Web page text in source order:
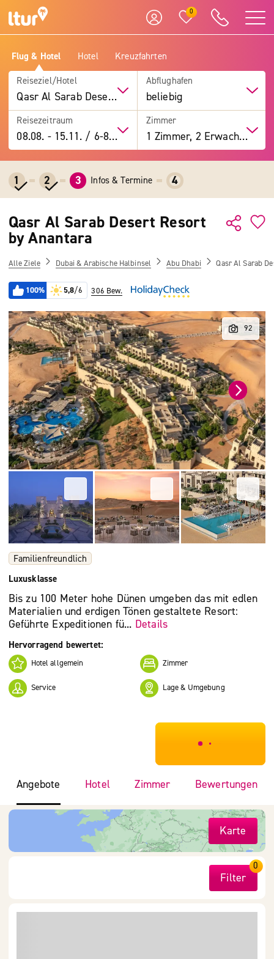
0
Flug & Hotel Hotel Kreuzfahrten
Reiseziel/Hotel
Qasr Al Sarab Desert Resort by Anantara
Abflughafen
beliebig
Reisezeitraum
08.08. -15.11. / 6-8 Tage
Zimmer
1 Zimmer, 2 Erwachsene
1 2 3 Infos & Termine 4
Qasr Al Sarab Desert Resort
by Anantara
Alle Ziele Dubai & Arabische Halbinsel Abu Dhabi Qasr Al Sarab
100% 5,8/6 306 Bew.
Familienfreundlich
Luxusklasse
Bis zu 100 Meter hohe Dünen umgeben das mit edlen
Materialien und erdigen Tönen gestaltete Resort:
Geführte Expeditionen fü... Details
Hervorragend bewertet:
Hotel allgemein Zimmer
Service Lage & Umgebung
***************
Angebote Hotel Zimmer Bewertungen
Karte
Filter
0